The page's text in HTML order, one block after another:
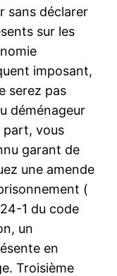
sans déclarer
sur les
imposant,
serez pas
déménageur
part, vous
garant de
une amende
(
1 du code
un
en
Troisième